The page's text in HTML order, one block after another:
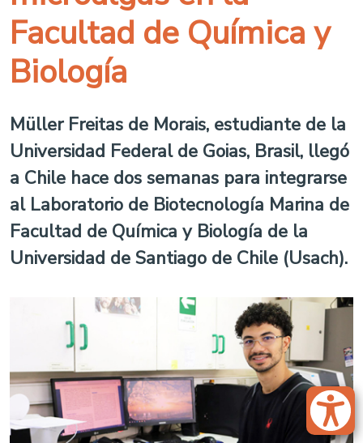
Facultad de Química y
Biología
Müller Freitas de Morais, estudiante de la
Universidad Federal de Goias, Brasil, llegó
a Chile hace dos semanas para integrarse
al Laboratorio de Biotecnología Marina de
Facultad de Química y Biología de la
Universidad de Santiago de Chile (Usach).